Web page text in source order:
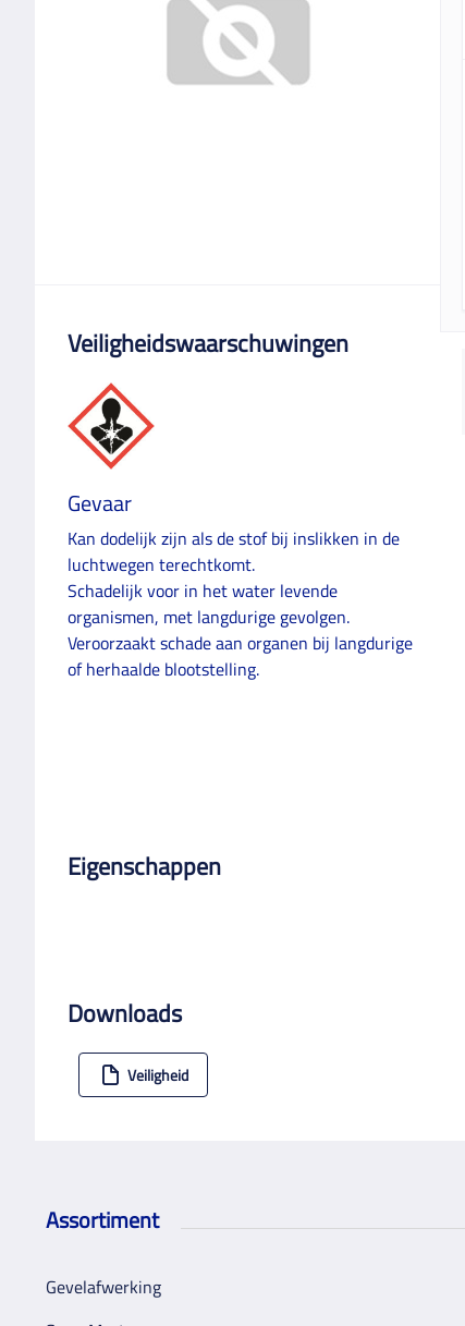
Veiligheidswaarschuwingen
Gevaar
Kan dodelijk zijn als de stof bij inslikken in de
luchtwegen terechtkomt.
Schadelijk voor in het water levende
organismen, met langdurige gevolgen.
Veroorzaakt schade aan organen bij langdurige
of herhaalde blootstelling.
Eigenschappen
Downloads
Veiligheid
Assortiment
Gevelafwerking